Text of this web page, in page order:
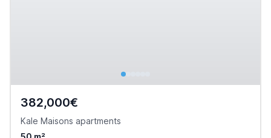
382,000€
Kale Maisons apartments